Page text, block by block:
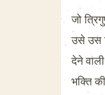
जो
उसे उस
देने
भक्ति